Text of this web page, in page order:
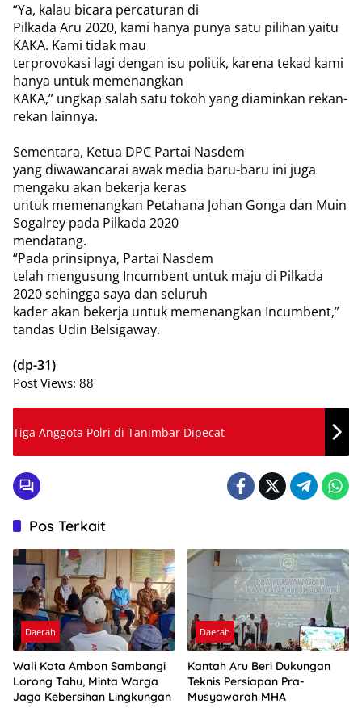
“Ya, kalau bicara percaturan di
Pilkada Aru 2020, kami hanya punya satu pilihan yaitu
KAKA. Kami tidak mau
terprovokasi lagi dengan isu politik, karena tekad kami
hanya untuk memenangkan
KAKA,” ungkap salah satu tokoh yang diaminkan rekan-
rekan lainnya.
Sementara, Ketua DPC Partai Nasdem
yang diwawancarai awak media baru-baru ini juga
mengaku akan bekerja keras
untuk memenangkan Petahana Johan Gonga dan Muin
Sogalrey pada Pilkada 2020
mendatang.
“Pada prinsipnya, Partai Nasdem
telah mengusung Incumbent untuk maju di Pilkada
2020 sehingga saya dan seluruh
kader akan bekerja untuk memenangkan Incumbent,”
tandas Udin Belsigaway.
(dp-31)
Post Views: 88
Tiga Anggota Polri di Tanimbar Dipecat
Pos Terkait
Daerah
Wali Kota Ambon Sambangi
Lorong Tahu, Minta Warga
Jaga Kebersihan Lingkungan
Daerah
Kantah Aru Beri Dukungan
Teknis Persiapan Pra-
Musyawarah MHA